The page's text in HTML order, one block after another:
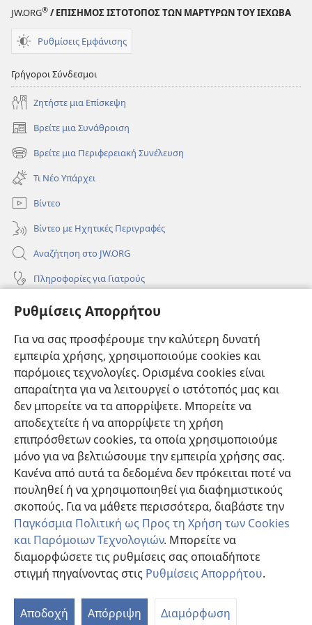
Ρυθμίσεις Απορρήτου
Για να σας προσφέρουμε την καλύτερη δυνατή
εμπειρία χρήσης, χρησιμοποιούμε cookies και
παρόμοιες τεχνολογίες. Ορισμένα cookies είναι
απαραίτητα για να λειτουργεί ο ιστότοπός μας και
δεν μπορείτε να τα απορρίψετε. Μπορείτε να
αποδεχτείτε ή να απορρίψετε τη χρήση
επιπρόσθετων cookies, τα οποία χρησιμοποιούμε
μόνο για να βελτιώσουμε την εμπειρία χρήσης σας.
Κανένα από αυτά τα δεδομένα δεν πρόκειται ποτέ να
πουληθεί ή να χρησιμοποιηθεί για διαφημιστικούς
σκοπούς. Για να μάθετε περισσότερα, διαβάστε την
Παγκόσμια Πολιτική ως Προς τη Χρήση των Cookies
και Παρόμοιων Τεχνολογιών. Μπορείτε να
διαμορφώσετε τις ρυθμίσεις σας οποιαδήποτε
στιγμή πηγαίνοντας στις Ρυθμίσεις Απορρήτου.
Αποδοχή Απόρριψη Διαμόρφωση
JW.ORG® / ΕΠΙΣΗΜΟΣ ΙΣΤΟΤΟΠΟΣ ΤΩΝ ΜΑΡΤΥΡΩΝ ΤΟΥ ΙΕΧΩΒΑ
Ρυθμίσεις Εμφάνισης
Γρήγοροι Σύνδεσμοι
Ζητήστε μια Επίσκεψη
Βρείτε μια Συνάθροιση
(ανοίγει
νέο
παράθυρο)
Βρείτε μια Περιφερειακή Συνέλευση
(ανοίγει
νέο
παράθυρο)
Τι Νέο Υπάρχει
Βίντεο
Βίντεο με Ηχητικές Περιγραφές
Αναζήτηση στο JW.ORG
Πληροφορίες για Γιατρούς
Πληροφορίες για Επίσημους Φορείς και ΜΜΕ
Συνεισφορές
(ανοίγει
παράθυρο)ΔΙΑΔΙΚΤΥΑΚΗ ΒΙΒΛΙΟΘΗΚΗ της Σκοπιάς™
(ανοίγει
νέο
παράθυρο)
JW Hub ®
(ανοίγει
νέο
παράθυρο)JW Library®
Βιβλιοθήκη της Σκοπιάς
Copyright
© 2026 Watch Tower Bible and Tract Society of Pennsylvania.
ΟΡΟΙ ΧΡΗΣΗΣ |ΠΟΛΙΤΙΚΗ ΑΠΟΡΡΗΤΟΥ |ΡΥΘΜΙΣΕΙΣ ΑΠΟΡΡΗΤΟΥ